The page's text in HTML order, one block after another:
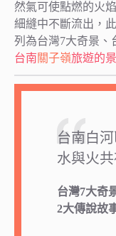
然氣可使點燃的火
細縫中不斷流出，
列為台灣7大奇景、
台南關子嶺旅遊的
台南白
水與火共
台灣7大奇
2大傳說故